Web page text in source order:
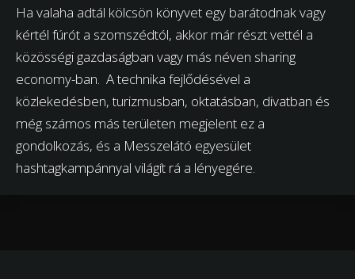
Ha valaha adtál kölcsön könyvet egy barátodnak vagy
kértél fúrót a szomszédtól, akkor már részt vettél a
közösségi gazdaságban vagy más néven sharing
economy-ban. A technika fejlődésével a
közlekedésben, turizmusban, oktatásban, divatban és
még számos más területen megjelent ez a
gondolkozás, és a Messzelátó egyesület
hashtagkampánnyal világít rá a lényegére.